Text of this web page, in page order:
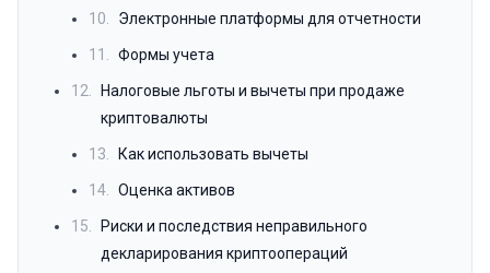
10. Электронные платформы для отчетности
11. Формы учета
12.
Налоговые льготы и вычеты при продаже
криптовалюты
13. Как использовать вычеты
14. Оценка активов
15.
Риски и последствия неправильного
декларирования криптоопераций